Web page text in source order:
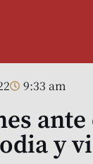
9:33 am
y